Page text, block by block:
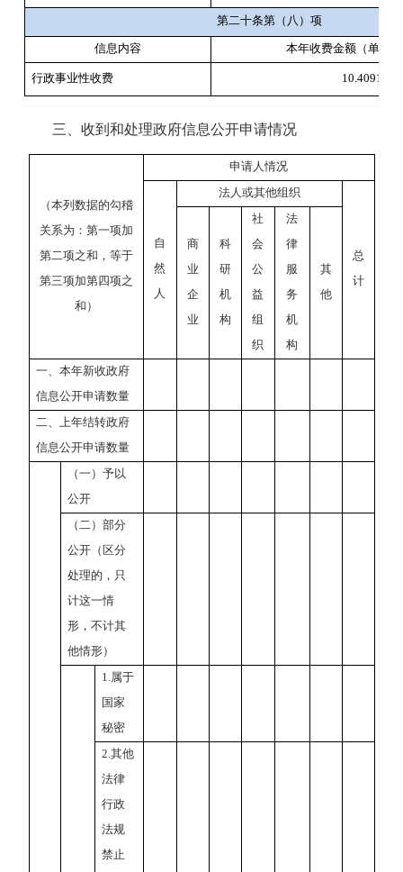
第二十条第（八）项
信息内容 本年收费金额（单位
行政事业性收费 10.4091
三、收到和处理政府信息公开申请情况
（本列数据的勾稽
关系为：第一项加
第二项之和，等于
第三项加第四项之
和）
申请人情况
自
然
人
法人或其他组织
总
计
商
业
企
业
科
研
机
构
社
会
公
益
组
织
法
律
服
务
机
构
其
他
一、本年新收政府
信息公开申请数量
二、上年结转政府
信息公开申请数量
（一）予以
公开
（二）部分
公开（区分
处理的，只
计这一情
形，不计其
他情形）
1.属于
国家
秘密
2.其他
法律
行政
法规
禁止